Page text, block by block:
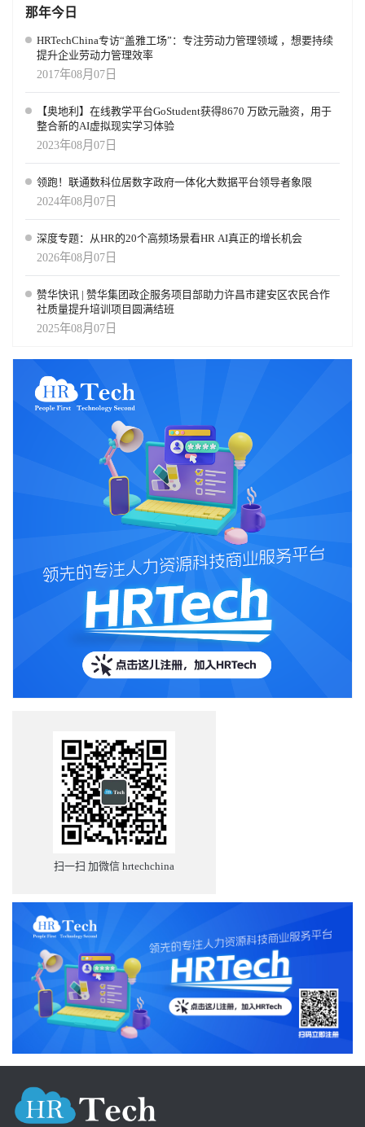
那年今日
HRTechChina专访“盖雅工场”：专注劳动力管理领域 ，想要持续
提升企业劳动力管理效率
2017年08月07日
【奥地利】在线教学平台GoStudent获得8670 万欧元融资，用于
整合新的AI虚拟现实学习体验
2023年08月07日
领跑！联通数科位居数字政府一体化大数据平台领导者象限
2024年08月07日
深度专题：从HR的20个高频场景看HR AI真正的增长机会
2026年08月07日
赞华快讯 | 赞华集团政企服务项目部助力许昌市建安区农民合作
社质量提升培训项目圆满结班
2025年08月07日
扫一扫 加微信 hrtechchina